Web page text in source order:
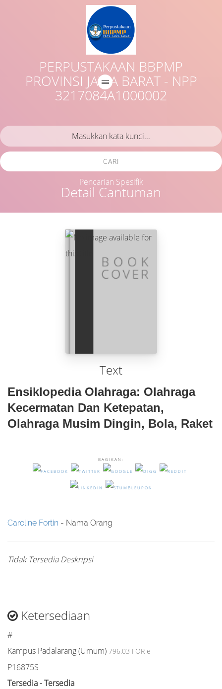
PERPUSTAKAAN BBPMP
PROVINSI JAWA BARAT - NPP
3217084A1000002
Detail Cantuman
CARI
Pencarian Spesifik
Text
Ensiklopedia Olahraga: Olahraga
Kecermatan Dan Ketepatan,
Olahraga Musim Dingin, Bola, Raket
BAGIKAN:
Caroline Fortin - Nama Orang
Tidak Tersedia Deskripsi
Ketersediaan
#
Kampus Padalarang (Umum) 796.03 FOR e
P16875S
Tersedia - Tersedia